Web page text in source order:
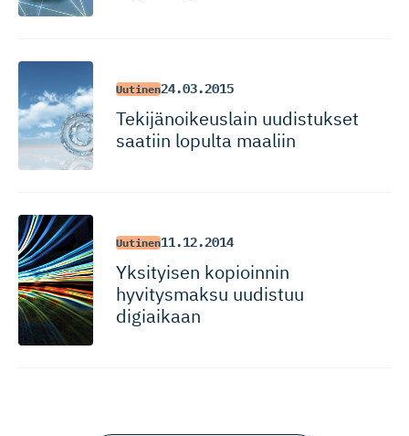
Uutinen24.03.2015
Tekijänoi­keuslain uudistukset
saatiin lopulta maaliin
Uutinen11.12.2014
Yksityisen kopioinnin
hyvitysmaksu uudistuu
digiaikaan